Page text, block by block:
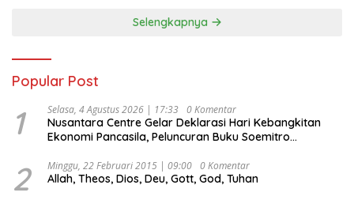
Selengkapnya
Popular Post
1 Selasa, 4 Agustus 2026 | 17:33 0 Komentar
Nusantara Centre Gelar Deklarasi Hari Kebangkitan
Ekonomi Pancasila, Peluncuran Buku Soemitro
Ekonomi Politik Indonesia) & Simposium Nasional
“Urgensi Undang-Undang Perekonomian Nasional dan
2 Minggu, 22 Februari 2015 | 09:00 0 Komentar
Allah, Theos, Dios, Deu, Gott, God, Tuhan